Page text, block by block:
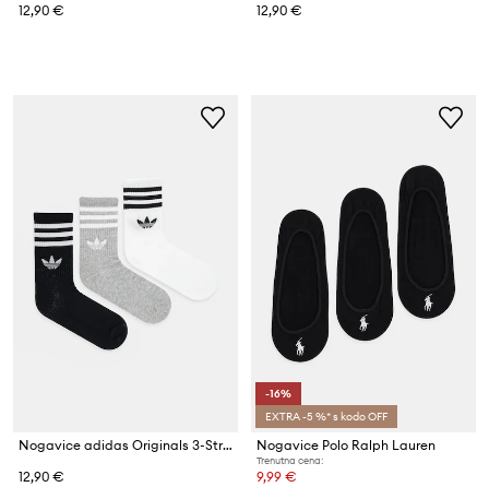
12,90 €
12,90 €
Nogavice adidas Originals 3-Stripes 3-pack
12,90 €
-16%
EXTRA -5 %* s kodo OFF
Nogavice Polo Ralph Lauren
Trenutna cena:
9,99 €